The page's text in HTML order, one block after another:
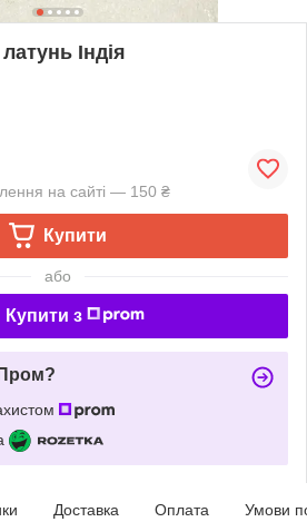
Індія
на сайті — 150 ₴
Купити
або
Купити з
Доставка Оплата Умови